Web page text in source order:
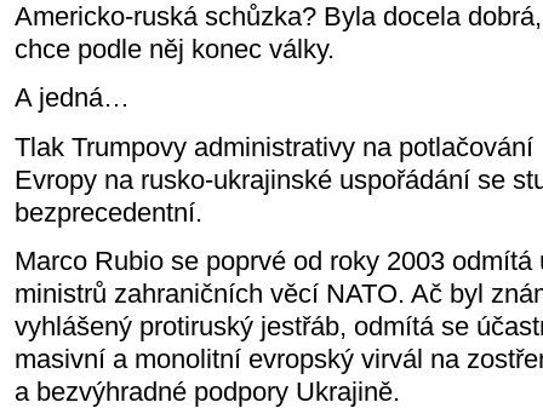
Americko-ruská schůzka? Byla docela
chce podle něj konec války.
A jedná…
Tlak Trumpovy administrativy na potlačování
Evropy na rusko-ukrajinské uspořádání se
bezprecedentní.
Marco Rubio se poprvé od roky 2003
ministrů zahraničních věcí NATO. Ač byl
vyhlášený protiruský jestřáb, odmítá se
masivní a monolitní evropský virvál na
a bezvýhradné podpory Ukrajině.